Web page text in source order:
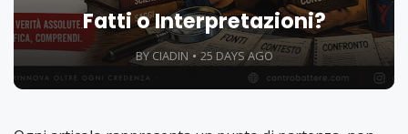
Fatti o Interpretazioni?
BY CIADIN 25 DAYS AGO